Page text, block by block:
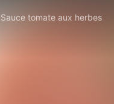
Sauce tomate aux herbes